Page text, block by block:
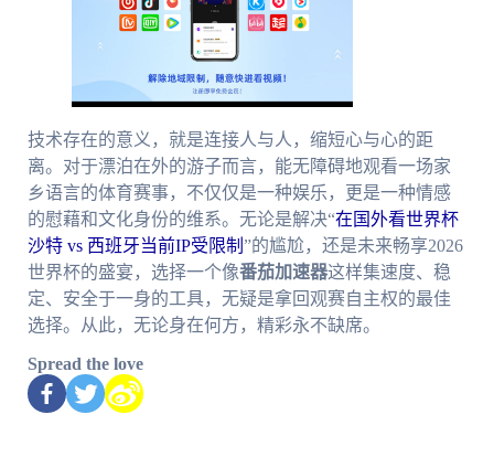
技术存在的意义，就是连接人与人，缩短心与心的距
离。对于漂泊在外的游子而言，能无障碍地观看一场家
乡语言的体育赛事，不仅仅是一种娱乐，更是一种情感
的慰藉和文化身份的维系。无论是解决“在国外看世界杯
沙特 vs 西班牙当前IP受限制 ”的尴尬，还是未来畅享2026
世界杯的盛宴，选择一个像番茄加速器这样集速度、稳
定、安全于一身的工具，无疑是拿回观赛自主权的最佳
选择。从此，无论身在何方，精彩永不缺席。
Spread the love